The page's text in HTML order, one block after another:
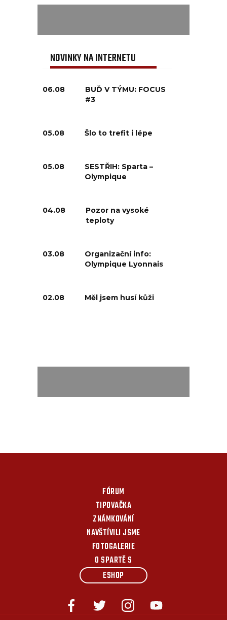
NOVINKY NA INTERNETU
06.08
BUĎ V TÝMU: FOCUS
#3
05.08 Šlo to trefit i lépe
05.08
SESTŘIH: Sparta –
Olympique
04.08
Pozor na vysoké
teploty
03.08
Organizační info:
Olympique Lyonnais
02.08 Měl jsem husí kůži
FÓRUM
TIPOVAČKA
ZNÁMKOVÁNÍ
NAVŠTÍVILI JSME
FOTOGALERIE
O SPARTĚ S
ESHOP